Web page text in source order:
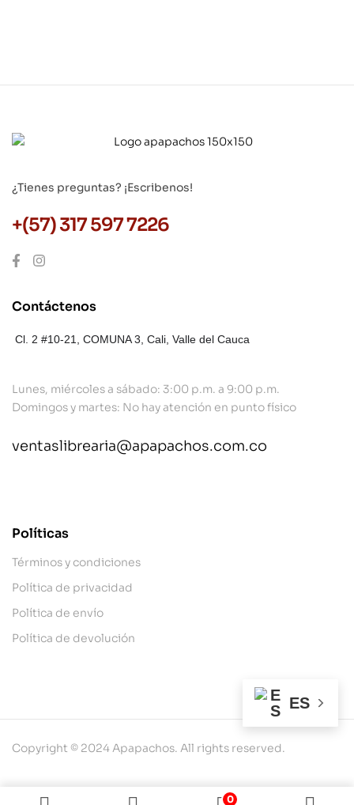
¿Tienes preguntas? ¡Escribenos!
+(57) 317 597 7226
Contáctenos
Cl. 2 #10-21, COMUNA 3, Cali, Valle del Cauca
Lunes, miércoles a sábado: 3:00 p.m. a 9:00 p.m.
Domingos y martes: No hay atención en punto físico
ventaslibrearia@apapachos.com.co
Políticas
Términos y condiciones
Política de privacidad
Política de envío
Política de devolución
Copyright © 2024 Apapachos. All rights reserved.
ES
0